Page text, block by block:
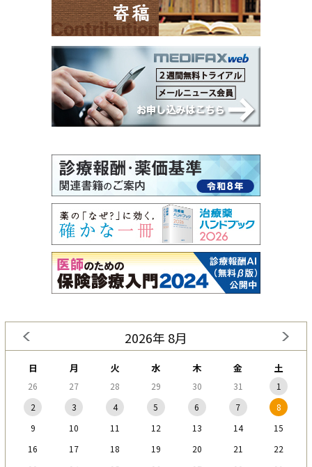
2026年 8月
日 月 火 水 木 金 土
26 27 28 29 30 31
1
2
3 4 5 6 7
8
9
10 11 12 13 14
15
16
17 18 19 20 21
22